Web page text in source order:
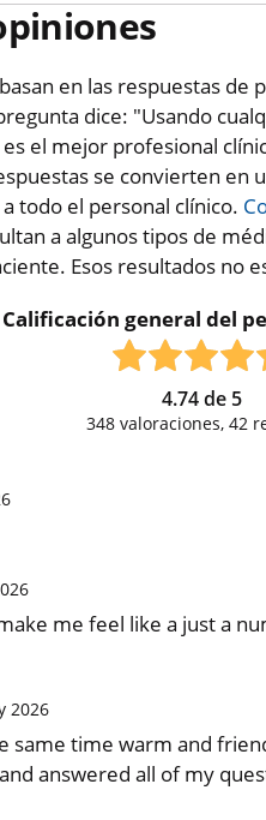
en las respuestas
dice: "Usando
el mejor profesional
se convierten en
todo el personal clínico.
a algunos tipos de
Esos resultados no
Calificación general del
4.74de 5
348 valoraciones, 42
me feel like a just a
2026
same time warm and
answered all of my